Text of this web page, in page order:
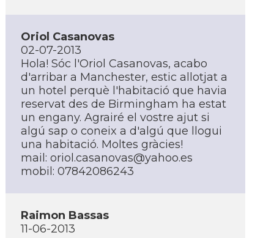
Oriol Casanovas
02-07-2013
Hola! Sóc l'Oriol Casanovas, acabo
d'arribar a Manchester, estic allotjat a
un hotel perquè l'habitació que havia
reservat des de Birmingham ha estat
un engany. Agrairé el vostre ajut si
algú sap o coneix a d'algú que llogui
una habitació. Moltes gràcies!
mail: oriol.casanovas@yahoo.es
mobil: 07842086243
Raimon Bassas
11-06-2013